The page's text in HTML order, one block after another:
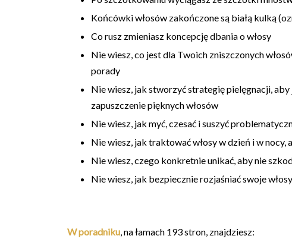
Końcówki włosów zakończone są białą kulką
Co rusz zmieniasz koncepcję dbania o włosy
Nie wiesz, co jest dla Twoich zniszczonych
porady
Nie wiesz, jak stworzyć strategię pielęgnacji,
zapuszczenie pięknych włosów
Nie wiesz, jak myć, czesać i suszyć
Nie wiesz, jak traktować włosy w dzień i w nocy,
Nie wiesz, czego konkretnie unikać, aby nie
Nie wiesz, jak bezpiecznie rozjaśniać swoje
W poradniku, na łamach 193 stron, znajdziesz: